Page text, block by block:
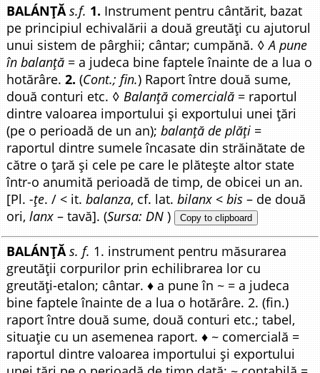
BALÁNȚĂ s.f. 1. Instrument pentru cântărit, bazat
pe principiul echivalării a două greutăți cu ajutorul
unui sistem de pârghii; cântar; cumpănă. ◊A pune
în balanță = a judeca bine faptele înainte de a lua o
hotărâre.2. (Cont.; fin.) Raport între două sume,
două conturi etc. ◊Balanță comercială = raportul
dintre valoarea importului și exportului unei țări
(pe o perioadă de un an);balanță de plăți =
raportul dintre sumele încasate din străinătate de
către o țară și cele pe care le plătește altor state
într-o anumită perioadă de timp, de obicei un an.
[Pl.-țe. / < it.balanza, cf. lat.bilanx <bis – de două
ori,lanx – tavă]. (Sursa: DN ) Copy to clipboard
BALÁNȚĂ s. f. 1. instrument pentru măsurarea
greutății corpurilor prin echilibrarea lor cu
greutăți-etalon; cântar. ♦ a pune în ~ = a judeca
bine faptele înainte de a lua o hotărâre. 2. (fin.)
raport între două sume, două conturi etc.; tabel,
situație cu un asemenea raport. ♦ ~ comercială =
raportul dintre valoarea importului și exportului